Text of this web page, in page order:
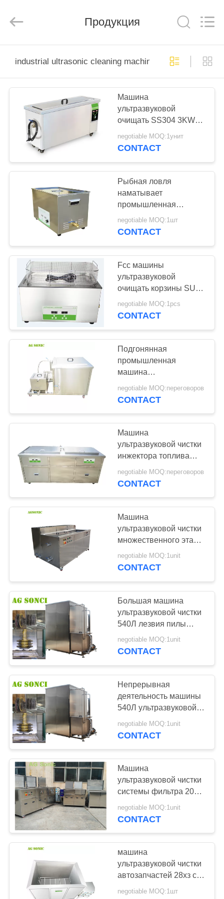
ПРОДУКТЫ
ШОУ
ПУТЕШЕСТВИЕ
ФАБРИКИ
ПРОВЕРКА
КАЧЕСТВА
СВЯЖИТЕСЬ
МЫ
НОВОСТИ
ЦИТАТУ
КАРТА
САЙТА
PRIVACY
POLICY
limited.
Продукция
industrial ultrasonic cleaning machine
Машина
ультразвуковой
очищать SS304 3KW
60L промышленная
negotiable MOQ:1унит
CONTACT
Рыбная ловля
наматывает
промышленная
машина
ультразвуковой чистки
ультразвуковой
negotiable MOQ:1шт
CONTACT
Fcc машины
ультразвуковой
очищать корзины SUS
подогревателя 80C
промышленный для
negotiable MOQ:1pcs
CONTACT
Подгонянная
промышленная
машина
ультразвуковой чистки
на экран 1м длинное
negotiable MOQ:переговоров
CONTACT
Машина
ультразвуковой чистки
инжектора топлива
промышленная с
полоскать суша танк
negotiable MOQ:переговоров
CONTACT
Машина
ультразвуковой чистки
множественного этапа
промышленная,
автоматизированная
negotiable MOQ:1unit
CONTACT
Большая машина
ультразвуковой чистки
540Л лезвия пилы
промышленная для
непрерывной
negotiable MOQ:1unit
CONTACT
Непрерывная
деятельность машины
540Л ультразвуковой
чистки большого
лезвия пилы
negotiable MOQ:1unit
CONTACT
Машина
ультразвуковой чистки
системы фильтра 2000
литров для радиаторов
корабля
negotiable MOQ:1unit
CONTACT
машина
ультразвуковой чистки
автозапчастей 28хз с
отдельной коробкой
negotiable MOQ:1шт